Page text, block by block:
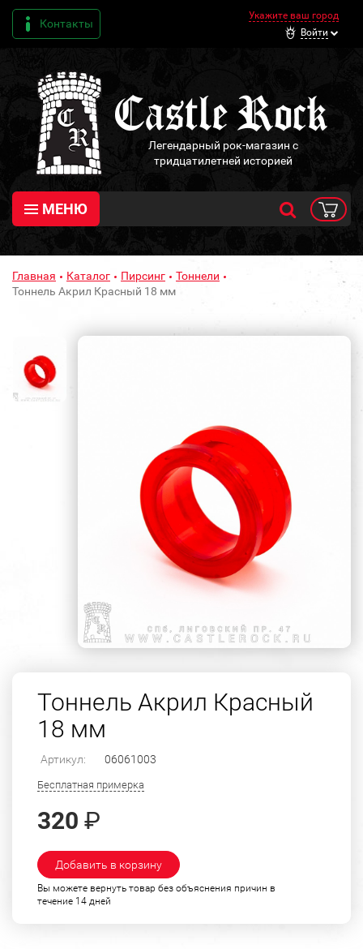
Контакты
Укажите ваш город
Войти
Легендарный рок-магазин с
тридцатилетней историей
МЕНЮ
Главная Каталог Пирсинг
Тоннели
Тоннель Акрил Красный 18 мм
Тоннель Акрил Красный
18 мм
Артикул: 06061003
Бесплатная примерка
320 ₽
Добавить в корзину
Вы можете вернуть товар без объяснения причин в
течение 14 дней